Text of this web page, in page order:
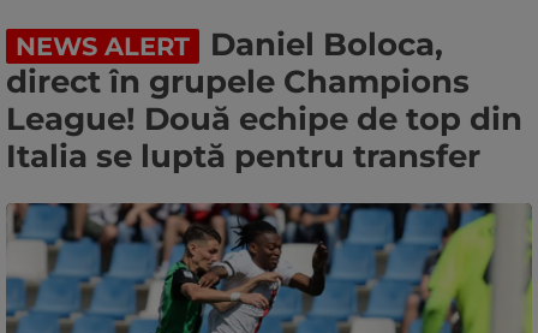
NEWS ALERT
Daniel Boloca,
direct în grupele Champions
League! Două echipe de top din
Italia se luptă pentru transfer